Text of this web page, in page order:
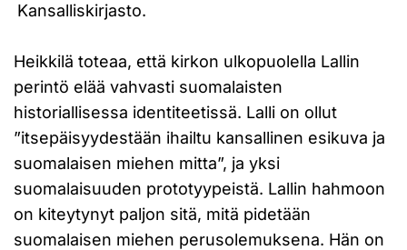
Kansalliskirjasto.
Heikkilä toteaa, että kirkon ulkopuolella Lallin
perintö elää vahvasti suomalaisten
historiallisessa identiteetissä. Lalli on ollut
”itsepäisyydestään ihailtu kansallinen esikuva ja
suomalaisen miehen mitta”, ja yksi
suomalaisuuden prototyypeistä. Lallin hahmoon
on kiteytynyt paljon sitä, mitä pidetään
suomalaisen miehen perusolemuksena. Hän on